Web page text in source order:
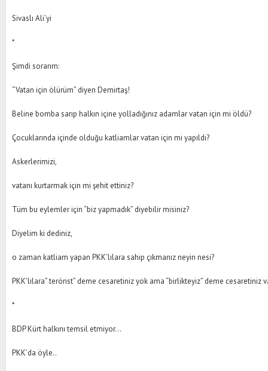
Sivaslı Ali’yi
*
Şimdi sorarım:
“Vatan için ölürüm” diyen Demirtaş!
Beline bomba sarıp halkın içine yolladığınız adamlar vatan için mi öldü?
Çocuklarında içinde olduğu katliamlar vatan için mi yapıldı?
Askerlerimizi,
vatanı kurtarmak için mi şehit ettiniz?
Tüm bu eylemler için “biz yapmadık” diyebilir misiniz?
Diyelim ki dediniz,
o zaman katliam yapan PKK’lılara sahip çıkmanız neyin nesi?
PKK’lılara” terörist” deme cesaretiniz yok ama “birlikteyiz” deme cesaretiniz
*
BDP Kürt halkını temsil etmiyor...
PKK’da öyle..